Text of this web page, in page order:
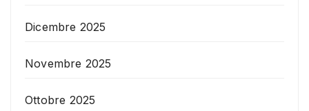
Dicembre 2025
Novembre 2025
Ottobre 2025